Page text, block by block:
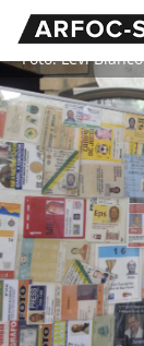
Foto: Levi Bianco